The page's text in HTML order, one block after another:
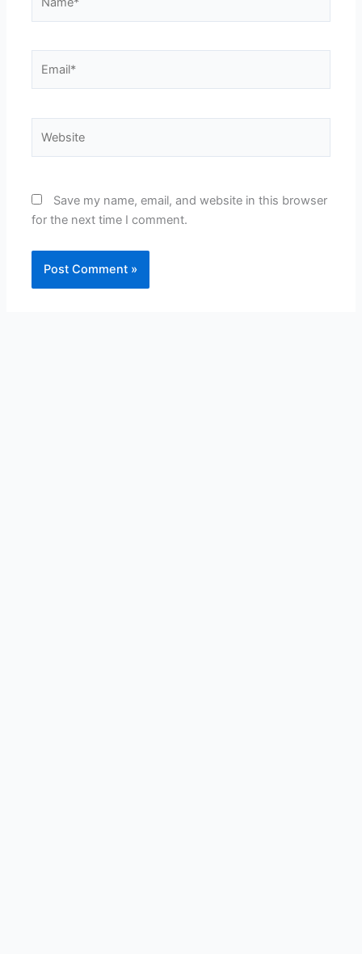
Save my name, email, and website in this browser
for the next time I comment.